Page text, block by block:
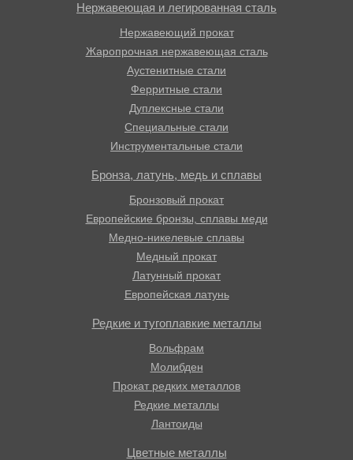
Нержавеющая и легированная сталь
Нержавеющий прокат
Жаропрочная нержавеющая сталь
Аустенитные стали
Ферритные стали
Дуплексные стали
Специальные стали
Инструментальные стали
Бронза, латунь, медь и сплавы
Бронзовый прокат
Европейские бронзы, сплавы меди
Медно-никелевые сплавы
Медный прокат
Латунный прокат
Европейская латунь
Редкие и тугоплавкие металлы
Вольфрам
Молибден
Прокат редких металлов
Редкие металлы
Лантоиды
Цветные металлы